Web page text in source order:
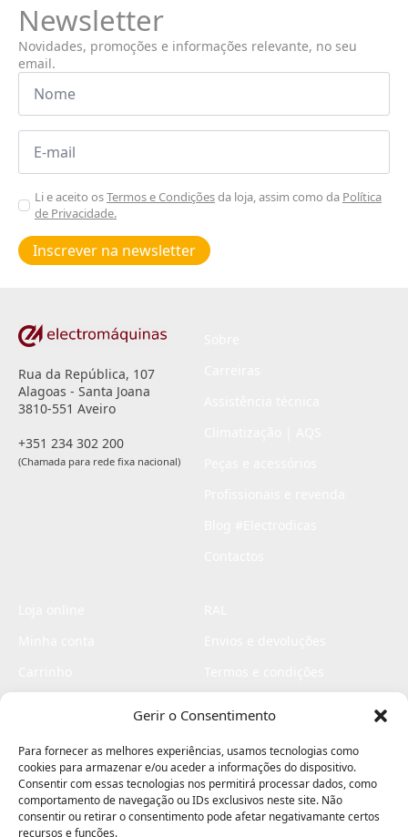
Gerir o Consentimento
Para fornecer as melhores experiências, usamos tecnologias como
cookies para armazenar e/ou aceder a informações do dispositivo.
Consentir com essas tecnologias nos permitirá processar dados, como
comportamento de navegação ou IDs exclusivos neste site. Não
consentir ou retirar o consentimento pode afetar negativamante certos
recursos e funções.
Newsletter
Novidades, promoções e informações relevante, no seu
email.
Nome
Email
Aceitar
Poiticas
de
privacidade
Li e aceito osTermos e Condiçõesda loja, assim como da Política
de Privacidade.
Inscrever na newsletter
Rua da República, 107
Alagoas - Santa Joana
3810-551 Aveiro
+351 234 302 200
(Chamada para rede fixa nacional)
Livro de elogios